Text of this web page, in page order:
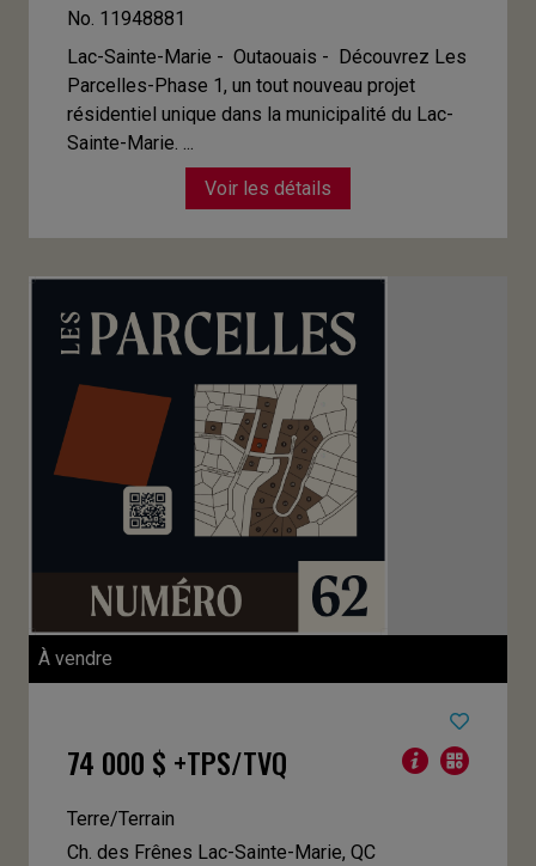
No. 11948881
Lac-Sainte-Marie - Outaouais - Découvrez Les
Parcelles-Phase 1, un tout nouveau projet
résidentiel unique dans la municipalité du Lac-
Sainte-Marie. ...
Voir les détails
À vendre
74 000 $ +TPS/TVQ
Terre/Terrain
Ch. des Frênes Lac-Sainte-Marie, QC